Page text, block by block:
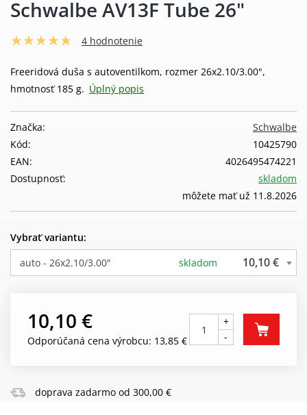
Schwalbe AV13F Tube 26"
4 hodnotenie
Freeridová duša s autoventilkom, rozmer 26x2.10/3.00",
hmotnosť 185 g. Úplný popis
Schwalbe
Značka:
10425790
Kód:
4026495474221
EAN:
skladom
môžete mať už 11.8.2026
Dostupnosť:
Vybrať variantu:
auto - 26x2.10/3.00"
skladom 10,10 €
10,10 €
Odporúčaná cena výrobcu: 13,85 €
+
-
doprava zadarmo od 300,00 €